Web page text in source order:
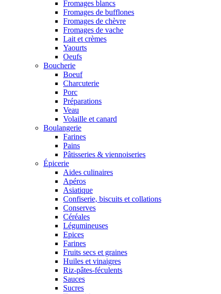
Fromages blancs
Fromages de bufflones
Fromages de chèvre
Fromages de vache
Lait et crèmes
Yaourts
Oeufs
Boucherie
Boeuf
Charcuterie
Porc
Préparations
Veau
Volaille et canard
Boulangerie
Farines
Pains
Pâtisseries & viennoiseries
Épicerie
Aides culinaires
Apéros
Asiatique
Confiserie, biscuits et collations
Conserves
Céréales
Légumineuses
Epices
Farines
Fruits secs et graines
Huiles et vinaigres
Riz-pâtes-féculents
Sauces
Sucres